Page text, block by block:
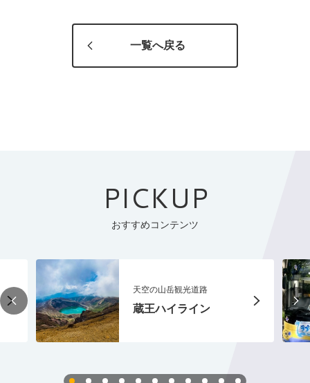
一覧へ戻る
PICKUP
おすすめコンテンツ
天空の山岳観光道路
蔵王ハイライン